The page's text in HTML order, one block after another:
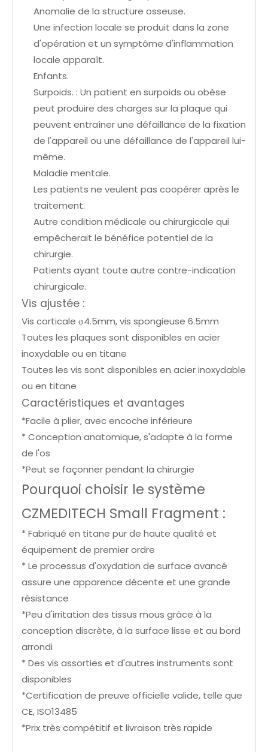
Anomalie de la structure osseuse.
Une infection locale se produit dans la zone
d'opération et un symptôme d'inflammation
locale apparaît.
Enfants.
Surpoids. : Un patient en surpoids ou obèse
peut produire des charges sur la plaque qui
peuvent entraîner une défaillance de la fixation
de l'appareil ou une défaillance de l'appareil lui-
même.
Maladie mentale.
Les patients ne veulent pas coopérer après le
traitement.
Autre condition médicale ou chirurgicale qui
empêcherait le bénéfice potentiel de la
chirurgie.
Patients ayant toute autre contre-indication
chirurgicale.
Vis ajustée :
Vis corticale φ4.5mm, vis spongieuse 6.5mm
Toutes les plaques sont disponibles en acier
inoxydable ou en titane
Toutes les vis sont disponibles en acier inoxydable
ou en titane
Caractéristiques et avantages
*Facile à plier, avec encoche inférieure
* Conception anatomique, s'adapte à la forme
de l'os
*Peut se façonner pendant la chirurgie
Pourquoi choisir le système
CZMEDITECH Small Fragment :
* Fabriqué en titane pur de haute qualité et
équipement de premier ordre
* Le processus d'oxydation de surface avancé
assure une apparence décente et une grande
résistance
*Peu d'irritation des tissus mous grâce à la
conception discrète, à la surface lisse et au bord
arrondi
* Des vis assorties et d'autres instruments sont
disponibles
*Certification de preuve officielle valide, telle que
CE, ISO13485
*Prix très compétitif et livraison très rapide